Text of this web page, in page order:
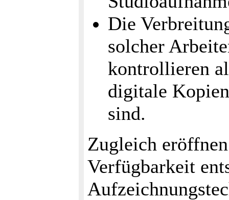
Die
solcher
kontrollieren
digitale
sind.
Zugleich
Verfügbarkeit